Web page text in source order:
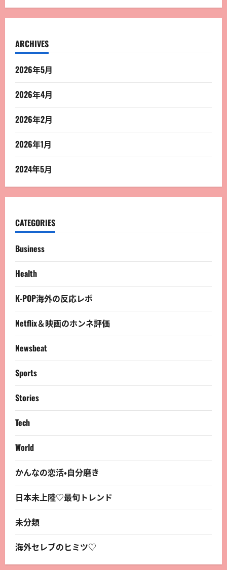
ARCHIVES
2026年5月
2026年4月
2026年2月
2026年1月
2024年5月
CATEGORIES
Business
Health
K-POP海外の反応レポ
Netflix＆映画のホンネ評価
Newsbeat
Sports
Stories
Tech
World
かんなの恋活・自分磨き
日本未上陸♡最旬トレンド
未分類
海外セレブのヒミツ♡